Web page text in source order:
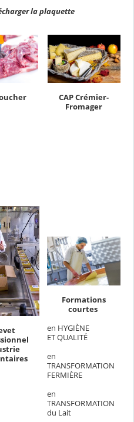
la plaquette
CAP Crémier-
Fromager
Formations
courtes
en HYGIÈNE
ET QUALITÉ
en
TRANSFORMATION
FERMIÈRE
en
TRANSFORMATION
du Lait